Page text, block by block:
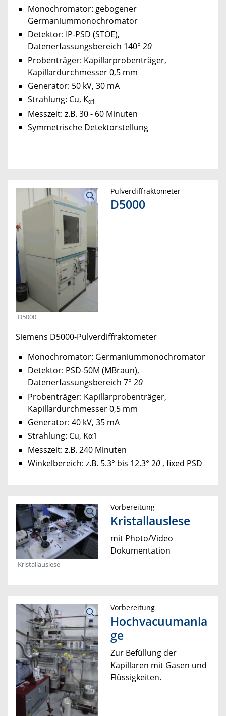
Monochromator: gebogener
Germaniummonochromator
Detektor: IP-PSD (STOE),
Datenerfassungsbereich 140° 2θ
Probenträger: Kapillarprobenträger,
Kapillardurchmesser 0,5 mm
Generator: 50 kV, 30 mA
Strahlung: Cu, Kα1
Messzeit: z.B. 30 - 60 Minuten
Symmetrische Detektorstellung
D5000
Pulverdiffraktometer
D5000
Siemens D5000-Pulverdiffraktometer
Monochromator: Germaniummonochromator
Detektor: PSD-50M (MBraun),
Datenerfassungsbereich 7° 2θ
Probenträger: Kapillarprobenträger,
Kapillardurchmesser 0,5 mm
Generator: 40 kV, 35 mA
Strahlung: Cu, Kα1
Messzeit: z.B. 240 Minuten
Winkelbereich: z.B. 5.3° bis 12.3° 2θ , fixed PSD
Kristallauslese
Vorbereitung
Kristallauslese
mit Photo/Video
Dokumentation
Vorbereitung
Hochvacuumanla
ge
Zur Befüllung der
Kapillaren mit Gasen und
Flüssigkeiten.